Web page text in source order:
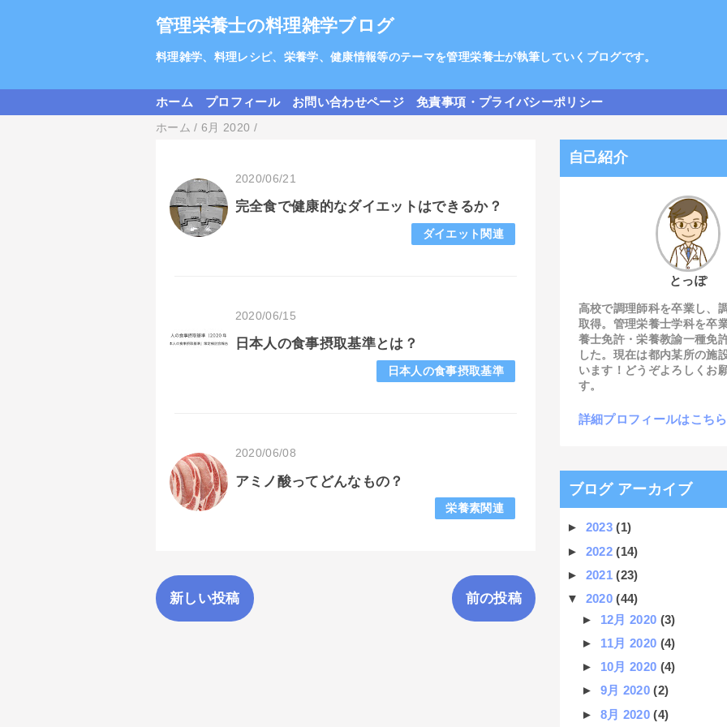
管理栄養士の料理雑学ブログ
料理雑学、料理レシピ、栄養学、健康情報等のテーマを管理栄養士が執筆していくブログです。
ホーム プロフィール お問い合わせページ 免責事項・プライバシーポリシー
ホーム /6月 2020 /
2020/06/21
完全食で健康的なダイエットはできるか？
ダイエット関連
2020/06/15
日本人の食事摂取基準とは？
日本人の食事摂取基準
2020/06/08
アミノ酸ってどんなもの？
栄養素関連
新しい投稿 前の投稿
自己紹介
とっぽ
高校で調理師科を卒業し、
取得。管理栄養士学科を卒
養士免許・栄養教諭一種免
した。現在は都内某所の施
います！どうぞよろしくお
す。
詳細プロフィールはこちら
ブログ アーカイブ
► 2023(1)
► 2022(14)
► 2021(23)
▼ 2020(44)
► 12月 2020 (3)
► 11月 2020 (4)
► 10月 2020 (4)
► 9月 2020(2)
► 8月 2020(4)